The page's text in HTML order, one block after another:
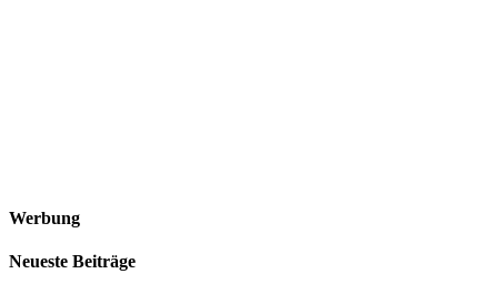
Werbung
Neueste Beiträge